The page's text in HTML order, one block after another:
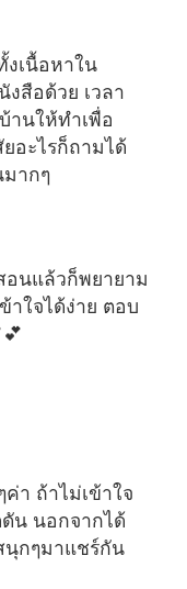
เนื้อหาใน
สือด้วย เวลา
านให้ทำเพื่อ
อะไรก็ถามได้
ากๆ
อนแล้วก็พยายาม
าใจได้ง่าย ตอบ
า ถ้าไม่เข้าใจ
น นอกจากได้
กๆมาแชร์กัน